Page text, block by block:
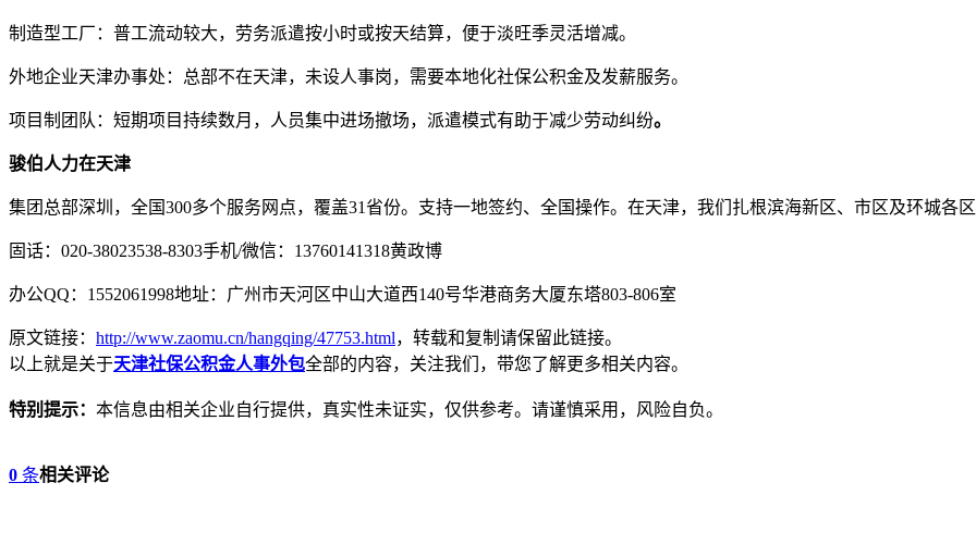
制造型工厂：普工流动较大，劳务派遣按小时或按天结算，便于淡旺季灵活增减。
外地企业天津办事处：总部不在天津，未设人事岗，需要本地化社保公积金及发薪服务。
项目制团队：短期项目持续数月，人员集中进场撤场，派遣模式有助于减少劳动纠纷。
骏伯人力在天津
集团总部深圳，全国300多个服务网点，覆盖31省份。支持一地签约、全国操作。在天津，我们扎根滨海新区、市区及环城各
固话：020-38023538-8303手机/微信：13760141318黄政博
办公QQ：1552061998地址：广州市天河区中山大道西140号华港商务大厦东塔803-806室
原文链接： http://www.zaomu.cn/hangqing/47753.html，转载和复制请保留此链接。
以上就是关于天津社保公积金人事外包全部的内容，关注我们，带您了解更多相关内容。
特别提示： 本信息由相关企业自行提供，真实性未证实，仅供参考。请谨慎采用，风险自负。
0 条相关评论